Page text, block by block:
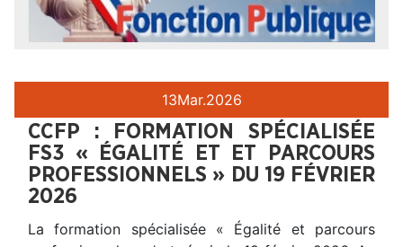
13Mar.2026
CCFP : FORMATION SPÉCIALISÉE
FS3 « ÉGALITÉ ET ET PARCOURS
PROFESSIONNELS » DU 19 FÉVRIER
2026
La formation spécialisée « Égalité et parcours